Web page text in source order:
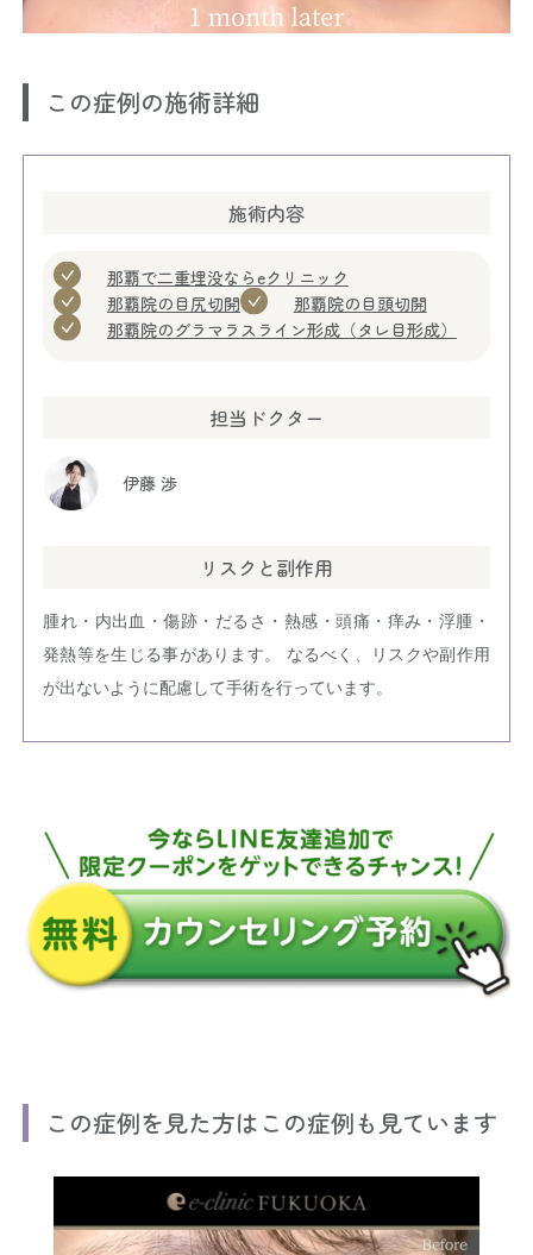
この症例の施術詳細
施術内容
那覇で二重埋没ならeクリニック
那覇院の目尻切開
那覇院の目頭切開
那覇院のグラマラスライン形成（タレ目形成）
担当ドクター
伊藤 渉
リスクと副作用
腫れ・内出血・傷跡・だるさ・熱感・頭痛・痒み・浮腫・
発熱等を生じる事があります。 なるべく、リスクや副作用
が出ないように配慮して手術を行っています。
この症例を見た方はこの症例も見ています